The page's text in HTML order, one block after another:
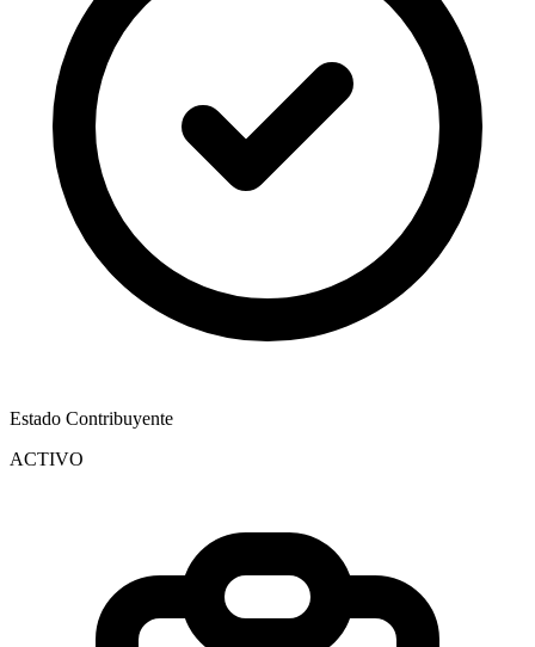
Estado Contribuyente
ACTIVO